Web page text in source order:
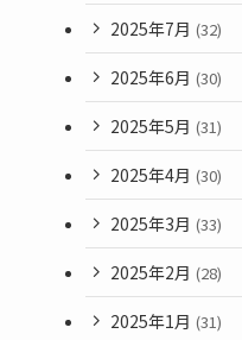
2025年7月 (32)
2025年6月 (30)
2025年5月 (31)
2025年4月 (30)
2025年3月 (33)
2025年2月 (28)
2025年1月 (31)